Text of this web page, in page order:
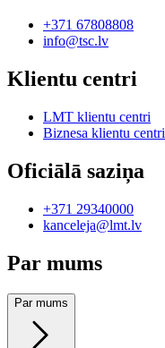
+371 67808808
info@tsc.lv
Klientu centri
LMT klientu centri
Biznesa klientu centri
Oficiālā saziņa
+371 29340000
kanceleja@lmt.lv
Par mums
Par mums